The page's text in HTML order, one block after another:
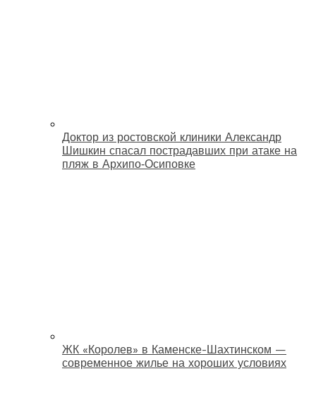
Доктор из ростовской клиники Александр
Шишкин спасал пострадавших при атаке на
пляж в Архипо‑Осиповке
ЖК «Королев» в Каменске-Шахтинском —
современное жилье на хороших условиях